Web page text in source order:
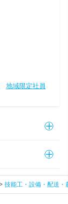
地域限定社員
技能工・設備・配送・